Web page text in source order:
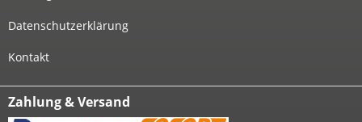
Datenschutzerklärung
Kontakt
Zahlung & Versand